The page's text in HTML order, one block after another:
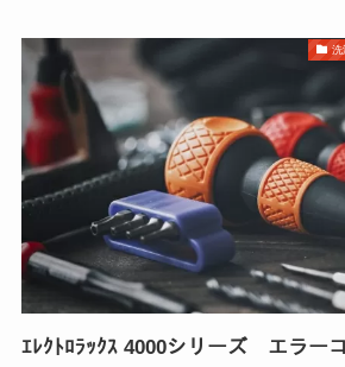
洗
ｴﾚｸﾄﾛﾗｯｸｽ 4000シリーズ エラー